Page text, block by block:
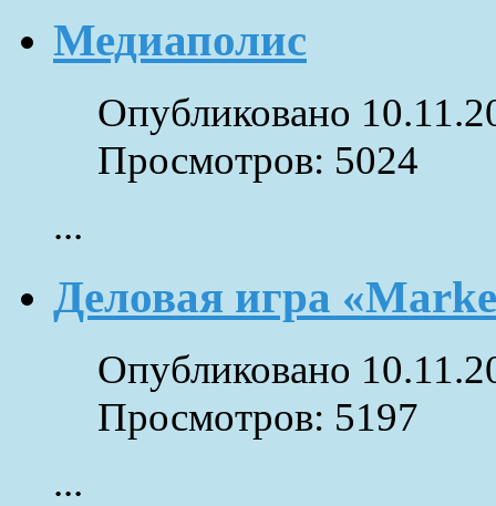
Медиаполис
Опубликовано
Просмотров: 5024
...
Деловая игра
Опубликовано
Просмотров: 5197
...